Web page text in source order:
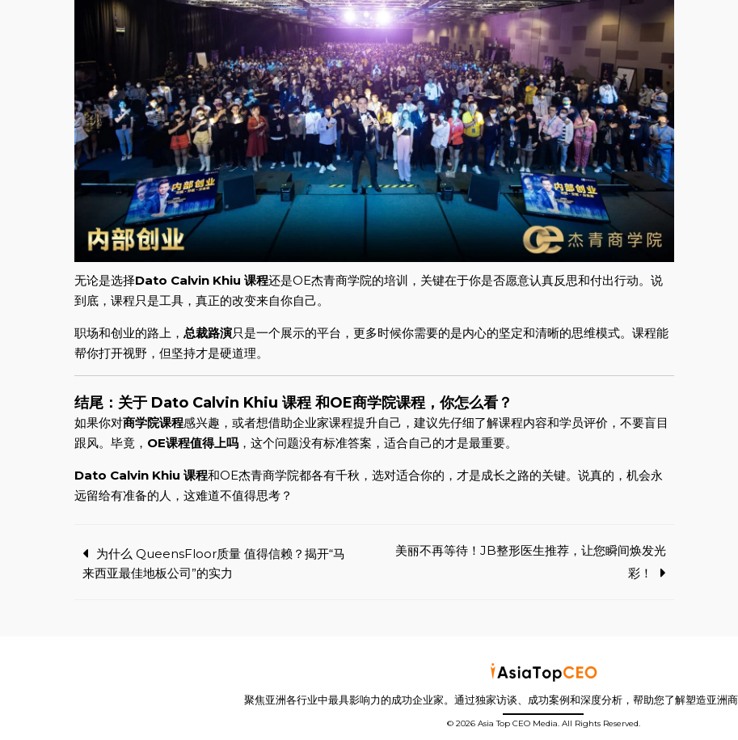
无论是选择Dato Calvin Khiu 课程还是OE杰青商学院的培训，关键在于你是否愿意认真反思和付出行动。说
到底，课程只是工具，真正的改变来自你自己。
职场和创业的路上， 总裁路演只是一个展示的平台，更多时候你需要的是内心的坚定和清晰的思维模式。课程能
帮你打开视野，但坚持才是硬道理。
结尾：关于 Dato Calvin Khiu 课程 和OE商学院课程，你怎么看？
如果你对商学院课程感兴趣，或者想借助企业家课程提升自己，建议先仔细了解课程内容和学员评价，不要盲目
跟风。毕竟， OE课程值得上吗 ，这个问题没有标准答案，适合自己的才是最重要。
Dato Calvin Khiu 课程和OE杰青商学院都各有千秋，选对适合你的，才是成长之路的关键。说真的，机会永
远留给有准备的人，这难道不值得思考？
Post
为什么 QueensFloor质量 值得信赖？揭开“马
来西亚最佳地板公司”的实力
美丽不再等待！JB整形医生推荐，让您瞬间焕发光
彩！
聚焦亚洲各行业中最具影响力的成功企业家。通过独家访谈、成功案例和深度分析，帮助您了解塑造亚洲商
© 2026 Asia Top CEO Media. All Rights Reserved.